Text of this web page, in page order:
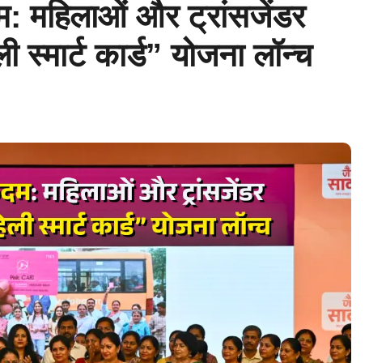
महिलाओं और ट्रांसजेंडर
कार्ड” योजना लॉन्च